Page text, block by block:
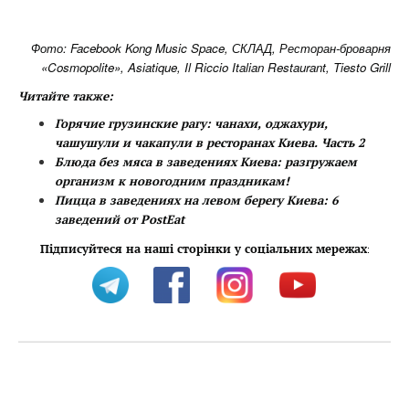
Фото: Facebook Kong Music Space, СКЛАД, Ресторан-броварня
«Cosmopolite», Asiatique, Il Riccio Italian Restaurant, Tiesto Grill
Читайте также:
Горячие грузинские рагу: чанахи, оджахури,
чашушули и чакапули в ресторанах Киева. Часть 2
Блюда без мяса в заведениях Киева: разгружаем
организм к новогодним праздникам!
Пицца в заведениях на левом берегу Киева: 6
заведений от PostEat
Підписуйтеся на наші сторінки у соціальних мережах: